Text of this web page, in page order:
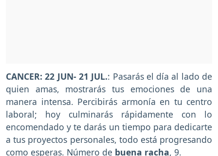
CANCER: 22 JUN- 21 JUL.: Pasarás el día al lado de
quien amas, mostrarás tus emociones de una
manera intensa. Percibirás armonía en tu centro
laboral; hoy culminarás rápidamente con lo
encomendado y te darás un tiempo para dedicarte
a tus proyectos personales, todo está progresando
como esperas. Número de buena racha, 9.